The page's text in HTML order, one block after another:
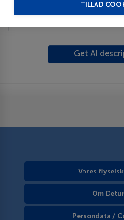
TILLAD
Beskrivelse
Get AI
Vores
Om Detur
Persondata /